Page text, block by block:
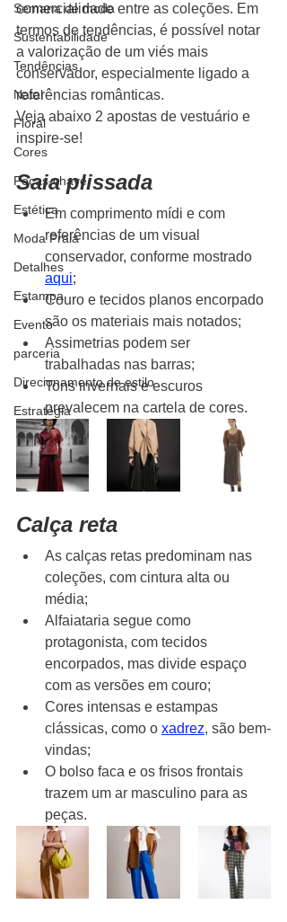
Semana de moda
Sustentabilidade
Tendências
Natal
Floral
Cores
Peças-chave
Estética
Moda Praia
Detalhes
Estampa
Evento
parceria
Direcionamento de estilo
Estratégia
comercialidade entre as coleções. Em
termos de tendências, é possível notar
a valorização de um viés mais
conservador, especialmente ligado a
referências românticas.
Veja abaixo 2 apostas de vestuário e
inspire-se!
Saia plissada
Em comprimento mídi e com
referências de um visual
conservador, conforme mostrado
aqui;
Couro e tecidos planos encorpado
são os materiais mais notados;
Assimetrias podem ser
trabalhadas nas barras;
Tons invernais e escuros
prevalecem na cartela de cores.
Calça reta
As calças retas predominam nas
coleções, com cintura alta ou
média;
Alfaiataria segue como
protagonista, com tecidos
encorpados, mas divide espaço
com as versões em couro;
Cores intensas e estampas
clássicas, como o xadrez, são bem-
vindas;
O bolso faca e os frisos frontais
trazem um ar masculino para as
peças.